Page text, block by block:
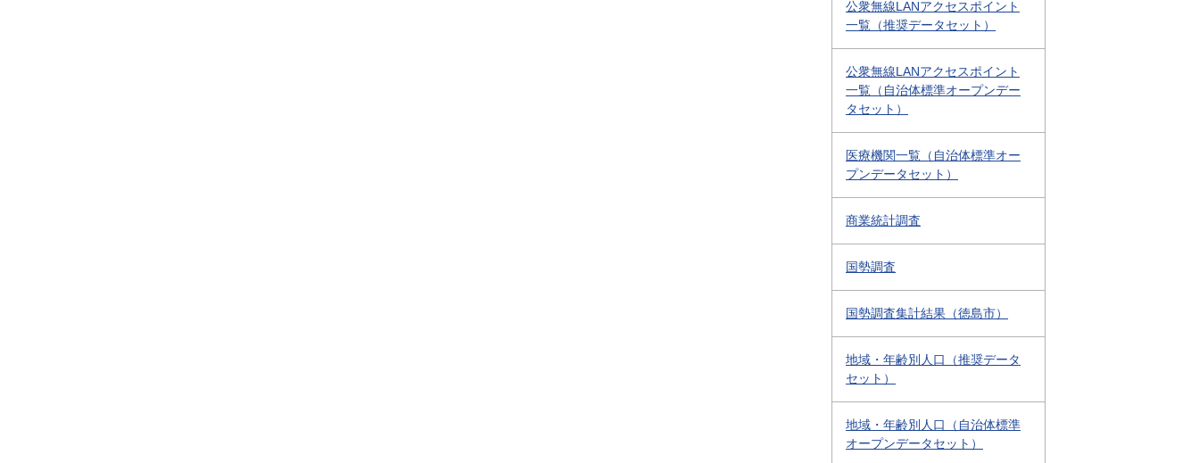
公衆無線LANアクセスポイント
一覧（推奨データセット）
公衆無線LANアクセスポイント
一覧（自治体標準オープンデー
タセット）
医療機関一覧（自治体標準オー
プンデータセット）
商業統計調査
国勢調査
国勢調査集計結果（徳島市）
地域・年齢別人口（推奨データ
セット）
地域・年齢別人口（自治体標準
オープンデータセット）